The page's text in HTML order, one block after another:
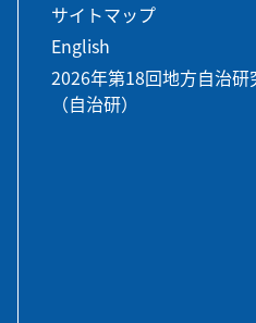
サイトマップ
English
2026年第18回地方自治研
（自治研）